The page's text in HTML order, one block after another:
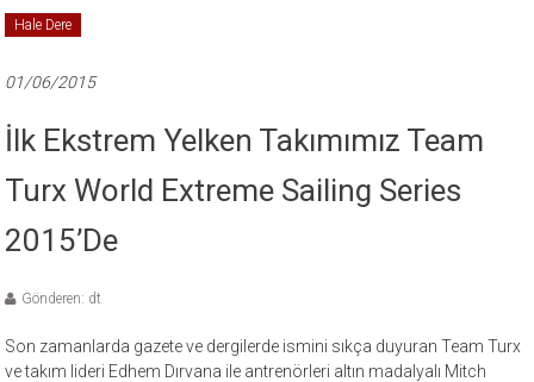
Hale Dere
01/06/2015
İlk Ekstrem Yelken Takımımız Team
Turx World Extreme Sailing Series
2015’de
Gönderen: dt
Son zamanlarda gazete ve dergilerde ismini sıkça duyuran Team Turx
ve takım lideri Edhem Dırvana ile antrenörleri altın madalyalı Mitch